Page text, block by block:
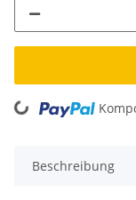
Loading...
Beschreibung